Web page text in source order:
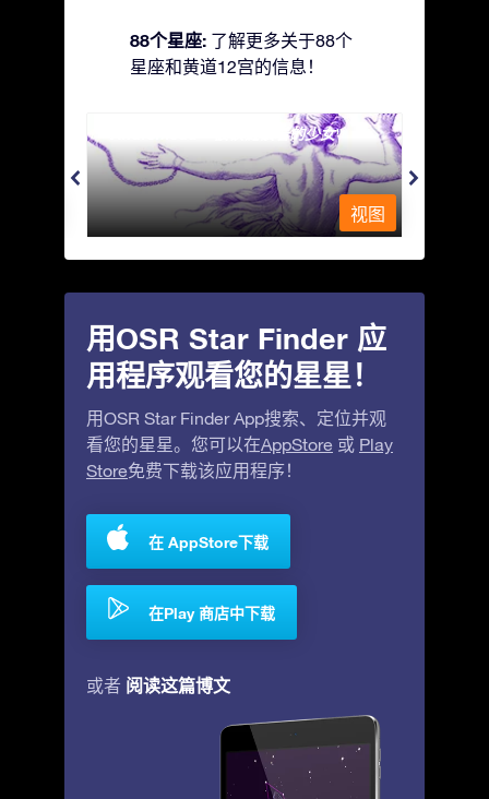
88个星座: 了解更多关于88个
星座和黄道12宫的信息！
Andromeda - 被铁链锁着的少女
视图
用OSR Star Finder 应
用程序观看您的星星！
用OSR Star Finder App搜索、定位并观
看您的星星。您可以在AppStore 或 Play
Store免费下载该应用程序！
在 AppStore下载
在Play 商店中下载
或者 阅读这篇博文